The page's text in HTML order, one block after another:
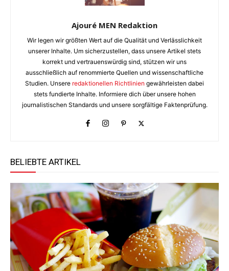
Ajouré MEN Redaktion
Wir legen wir größten Wert auf die Qualität und Verlässlichkeit
unserer Inhalte. Um sicherzustellen, dass unsere Artikel stets
korrekt und vertrauenswürdig sind, stützen wir uns
ausschließlich auf renommierte Quellen und wissenschaftliche
Studien. Unsere redaktionellen Richtlinien gewährleisten dabei
stets fundierte Inhalte. Informiere dich über unsere hohen
journalistischen Standards und unsere sorgfältige Faktenprüfung.
BELIEBTE ARTIKEL